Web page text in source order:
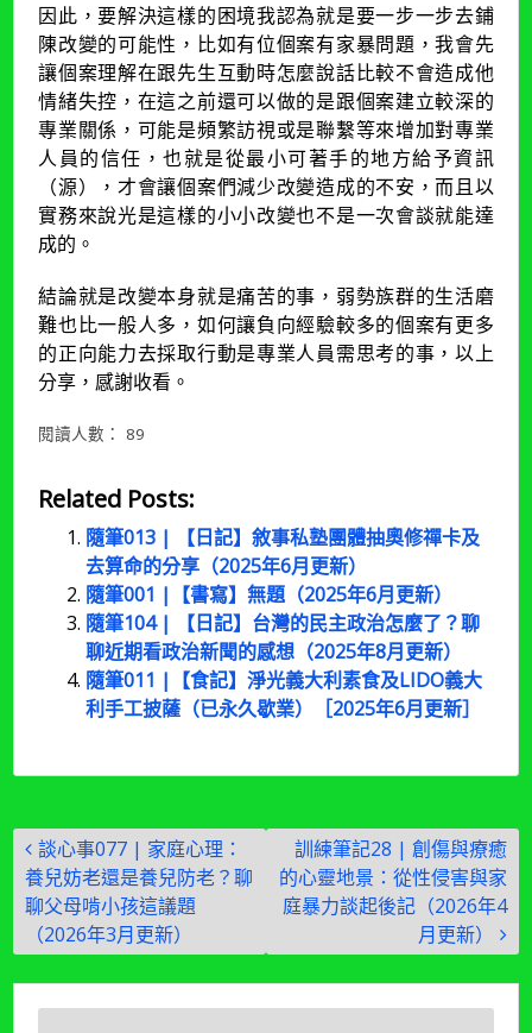
因此，要解決這樣的困境我認為就是要一步一步去鋪
陳改變的可能性，比如有位個案有家暴問題，我會先
讓個案理解在跟先生互動時怎麼說話比較不會造成他
情緒失控，在這之前還可以做的是跟個案建立較深的
專業關係，可能是頻繁訪視或是聯繫等來增加對專業
人員的信任，也就是從最小可著手的地方給予資訊
（源），才會讓個案們減少改變造成的不安，而且以
實務來說光是這樣的小小改變也不是一次會談就能達
成的。
結論就是改變本身就是痛苦的事，弱勢族群的生活磨
難也比一般人多，如何讓負向經驗較多的個案有更多
的正向能力去採取行動是專業人員需思考的事，以上
分享，感謝收看。
閱讀人數： 89
Related Posts:
隨筆013 | 【日記】敘事私塾團體抽奧修禪卡及
去算命的分享（2025年6月更新）
隨筆001 |【書寫】無題（2025年6月更新）
隨筆104 | 【日記】台灣的民主政治怎麼了？聊
聊近期看政治新聞的感想（2025年8月更新）
隨筆011 |【食記】淨光義大利素食及LIDO義大
利手工披薩（已永久歇業）［2025年6月更新］
文
章
導
覽
談心事077 | 家庭心理：
養兒妨老還是養兒防老？聊
聊父母啃小孩這議題
（2026年3月更新）
訓練筆記28 | 創傷與療癒
的心靈地景：從性侵害與家
庭暴力談起後記（2026年4
月更新）